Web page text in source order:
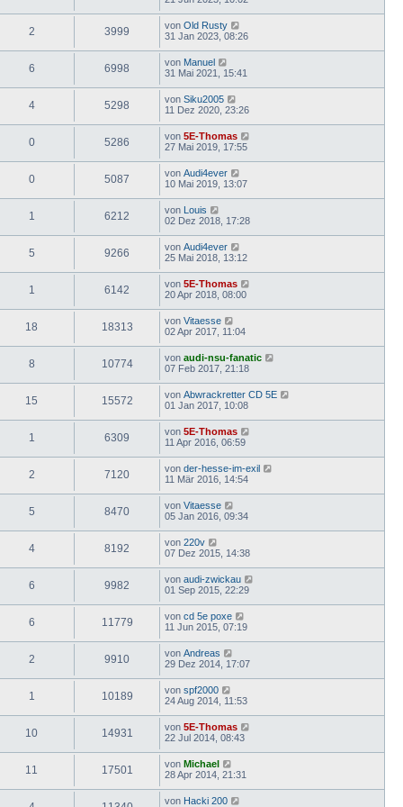
2 3999 von Old Rusty
31 Jan 2023, 08:26
6 6998 von Manuel
31 Mai 2021, 15:41
4 5298 von Siku2005
11 Dez 2020, 23:26
0 5286 von 5E-Thomas
27 Mai 2019, 17:55
0 5087 von Audi4ever
10 Mai 2019, 13:07
1 6212 von Louis
02 Dez 2018, 17:28
5 9266 von Audi4ever
25 Mai 2018, 13:12
1 6142 von 5E-Thomas
20 Apr 2018, 08:00
18 18313 von Vitaesse
02 Apr 2017, 11:04
8 10774 von audi-nsu-fanatic
07 Feb 2017, 21:18
15 15572 von Abwrackretter CD 5E
01 Jan 2017, 10:08
1 6309 von 5E-Thomas
11 Apr 2016, 06:59
2 7120 von der-hesse-im-exil
11 Mär 2016, 14:54
5 8470 von Vitaesse
05 Jan 2016, 09:34
4 8192 von 220v
07 Dez 2015, 14:38
6 9982 von audi-zwickau
01 Sep 2015, 22:29
6 11779 von cd 5e poxe
11 Jun 2015, 07:19
2 9910 von Andreas
29 Dez 2014, 17:07
1 10189 von spf2000
24 Aug 2014, 11:53
10 14931 von 5E-Thomas
22 Jul 2014, 08:43
11 17501 von Michael
28 Apr 2014, 21:31
von Hacki 200